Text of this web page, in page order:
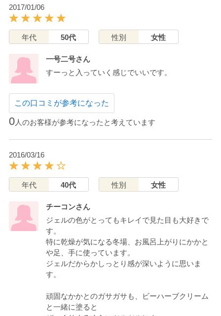
2017/01/06
年代 50代 性別 女性
一号二号さん
すーっと入っていく感じでいいです。
この口コミが参考になった
0人のお客様が参考になったと考えています
2016/03/16
年代 40代 性別 女性
チーコンさん
ジェルの色がとってもキレイで見た目も大好きで
す。
特に乾燥が気になる冬場、お風呂上がりにかかと
や足、手に使っています。
ジェルだからかしっとり感が深いように思いま
す。
頑固なかかとのガサガサも、ビーハーブクリーム
と一緒に塗ると